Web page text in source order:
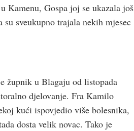
Kamenu, Gospa joj se ukazala još
su sveukupno trajala nekih mjesec
župnik u Blagaju od listopada
djelovanje. Fra Kamilo
kući ispovjedio više bolesnika,
dosta velik novac. Tako je